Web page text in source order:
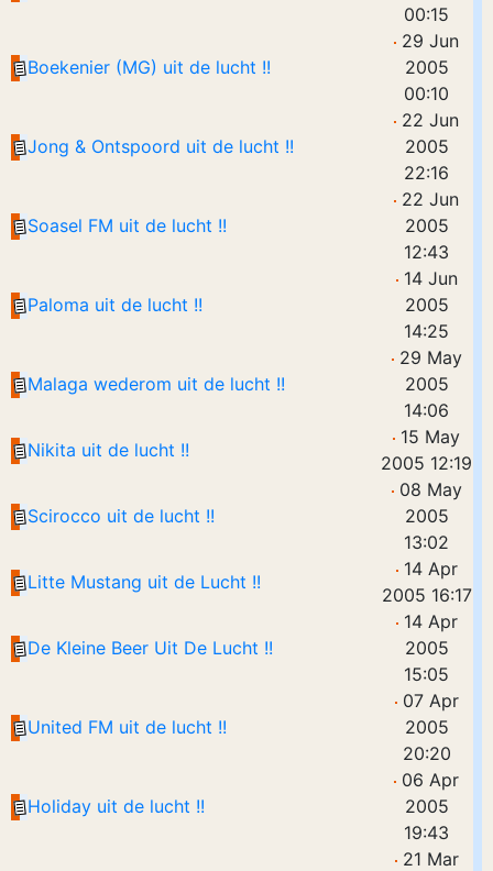
00:15
Boekenier (MG) uit de lucht !!
29 Jun
2005
00:10
Jong & Ontspoord uit de lucht !!
22 Jun
2005
22:16
Soasel FM uit de lucht !!
22 Jun
2005
12:43
Paloma uit de lucht !!
14 Jun
2005
14:25
Malaga wederom uit de lucht !!
29 May
2005
14:06
Nikita uit de lucht !!
15 May
2005 12:19
Scirocco uit de lucht !!
08 May
2005
13:02
Litte Mustang uit de Lucht !!
14 Apr
2005 16:17
De Kleine Beer Uit De Lucht !!
14 Apr
2005
15:05
United FM uit de lucht !!
07 Apr
2005
20:20
Holiday uit de lucht !!
06 Apr
2005
19:43
21 Mar